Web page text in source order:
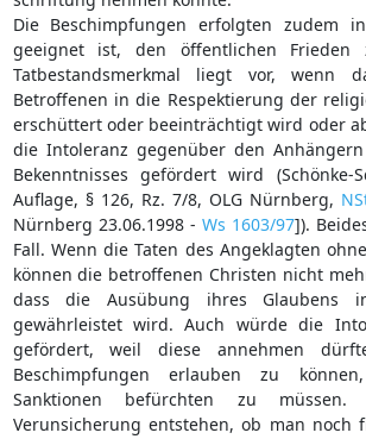
Die Beschimpfungen erfolgten zudem
geeignet ist, den öffentlichen Frieden
Tatbestandsmerkmal liegt vor, wenn
Betroffenen in die Respektierung der
erschüttert oder beeinträchtigt wird oder
die Intoleranz gegenüber den
Bekenntnisses gefördert wird (Schönke-
Auflage, § 126, Rz. 7/8, OLG Nürnberg,
Nürnberg 23.06.1998 - Ws 1603/97]).
Fall. Wenn die Taten des Angeklagten
können die betroffenen Christen nicht
dass die Ausübung ihres Glaubens
gewährleistet wird. Auch würde die
gefördert, weil diese annehmen
Beschimpfungen erlauben zu
Sanktionen befürchten zu
Verunsicherung entstehen, ob man noch